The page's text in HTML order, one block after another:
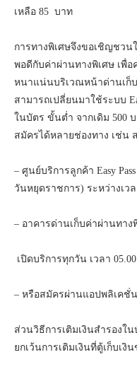
เหลือ 85 บาท
การทางพิเศษจึงขอเชิญชวน
พอดีกับค่าผ่านทางพิเศษ เพื่
หนาแน่นบริเวณหน้าด่านเก็
สามารถเปลี่ยนมาใช้ระบบ
ในบัตร ขั้นต่ำ จากเดิม 500
สมัครได้หลายช่องทาง เช่น
– ศูนย์บริการลูกค้า Easy
วันหยุดราชการ) ระหว่างเว
– อาคารด่านเก็บค่าผ่านทาง
เปิดบริการทุกวัน เวลา
– หรือสมัครผ่านแอปพลิเคชั่น
ส่วนวิธีการเติมเงินสำรองใน
ยกเว้นการเติมเงินที่ตู้เก็บเงิ